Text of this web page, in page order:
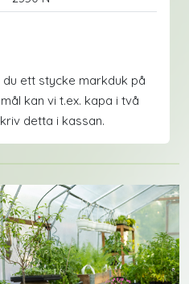
ett stycke markduk på
kan vi t.ex. kapa i två
detta i kassan.